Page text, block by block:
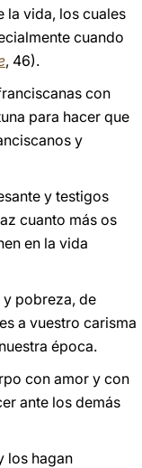
la vida, los cuales
cuando
, 46).
con
para hacer que
y
y testigos
cuanto más os
en la vida
y pobreza, de
a vuestro carisma
época.
con amor y con
ante los demás
los hagan